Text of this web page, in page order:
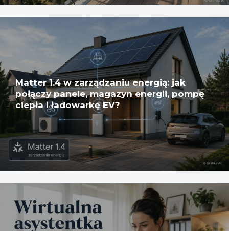
Matter 1.4 w zarządzaniu energią: jak
połączy panele, magazyn energii, pompę
ciepła i ładowarkę EV?